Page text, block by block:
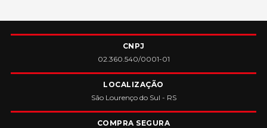
CNPJ
02.360.540/0001-01
LOCALIZAÇÃO
São Lourenço do Sul - RS
COMPRA SEGURA